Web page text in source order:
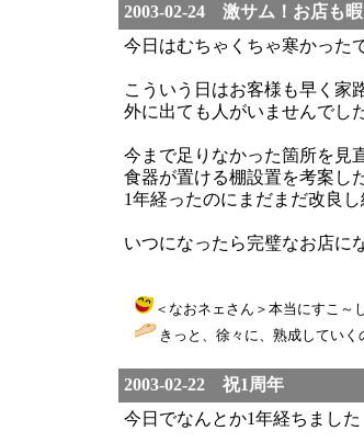
2003-02-24 激サム！お店も
今日はむちゃくちゃ寒かった
こういう日はお客様も早く家
外に出ても人がいませんでし
今まで足りなかった箇所を見
食器が置ける棚設置を考案し
1年経ったのにまだまだ改良し
いつになったら完璧なお店に
＜なおネェさん＞本当にすこ～
きっと、徐々に、熟成していく
2003-02-22 祝1周年
今日でなんとか1年経ちました